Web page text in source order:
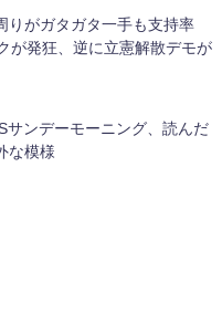
りがガタガタ一手も支持率
が発狂、逆に立憲解散デモが
サンデーモーニング、読んだ
な模様